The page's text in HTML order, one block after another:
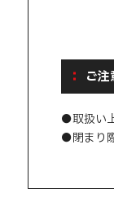
ご注
●取扱い
●閉まり